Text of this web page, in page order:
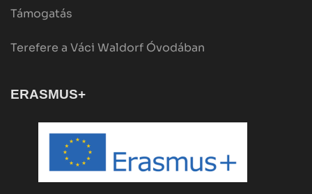
Támogatás
Terefere a Váci Waldorf Óvodában
ERASMUS+